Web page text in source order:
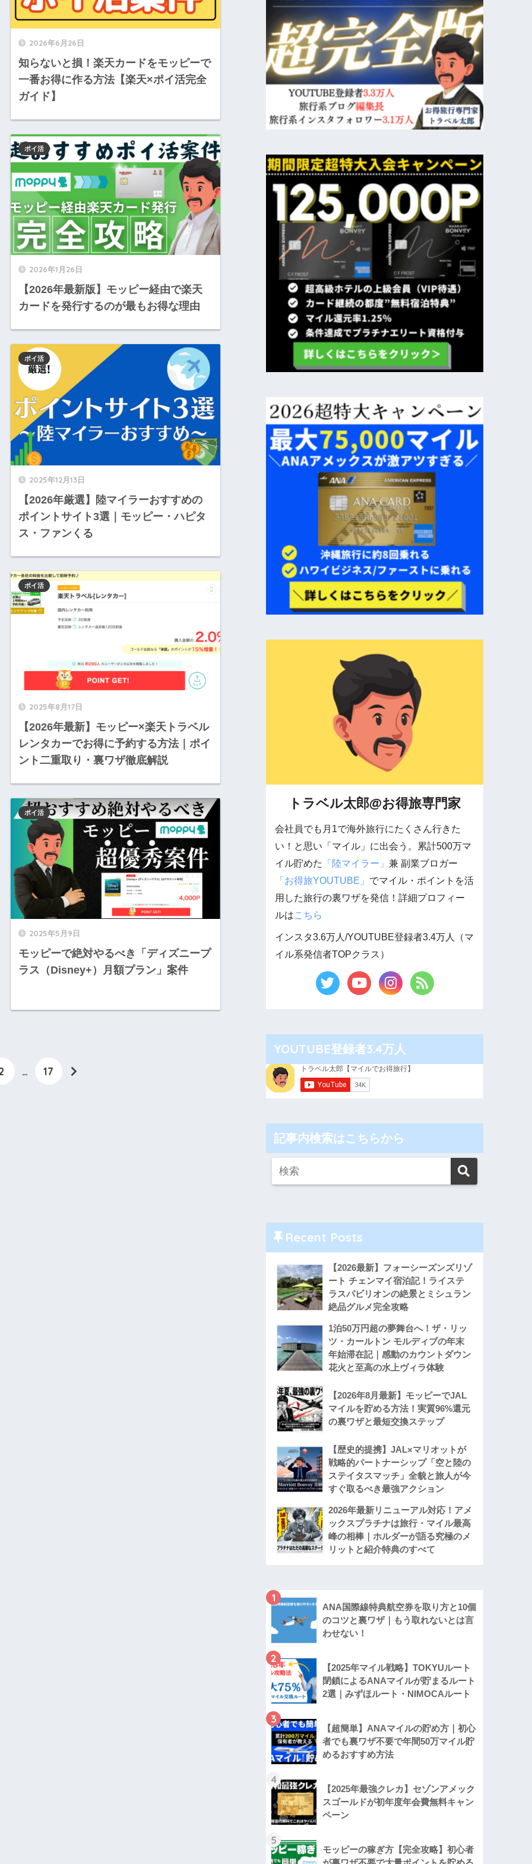
2026年6月26日
知らないと損！楽天カードをモッピーで
一番お得に作る方法【楽天×ポイ活完全
ガイド】
2026年1月26日
【2026年最新版】モッピー経由で楽天
カードを発行するのが最もお得な理由
ポイ活
2025年12月13日
【2026年厳選】陸マイラーおすすめの
ポイントサイト3選｜モッピー・ハピタ
ス・ファンくる
ポイ活
2025年8月17日
【2026年最新】モッピー×楽天トラベル
レンタカーでお得に予約する方法｜ポイ
ント二重取り・裏ワザ徹底解説
ポイ活
2025年5月9日
モッピーで絶対やるべき「ディズニープ
ラス（Disney+）月額プラン」案件
ポイ活
… 17
トラベル太郎@お得旅専門家
会社員でも月1で海外旅行にたくさん行きた
い！と思い「マイル」に出会う。累計500万マ
イル貯めた
「陸マイラー」兼 副業ブロガー
「お得旅YOUTUBE」 でマイル・ポイントを活
用した旅行の裏ワザを発信！詳細プロフィー
ルはこちら
インスタ3.6万人/YOUTUBE登録者3.4万人（マ
イル系発信者TOPクラス）
YOUTUBE登録者3.4万人
記事内検索はこちらから
Recent Posts
【2026最新】フォーシーズンズリゾ
ート チェンマイ宿泊記！ライステ
ラスパビリオンの絶景とミシュラン
絶品グルメ完全攻略
1泊50万円超の夢舞台へ！ザ・リッ
ツ・カールトン モルディブの年末
年始滞在記｜感動のカウントダウン
花火と至高の水上ヴィラ体験
【2026年8月最新】モッピーでJAL
マイルを貯める方法！実質96%還元
の裏ワザと最短交換ステップ
【歴史的提携】JAL×マリオットが
戦略的パートナーシップ「空と陸の
ステイタスマッチ」全貌と旅人が今
すぐ取るべき最強アクション
2026年最新リニューアル対応！アメ
ックスプラチナは旅行・マイル最高
峰の相棒｜ホルダーが語る究極のメ
リットと紹介特典のすべて
1
ANA国際線特典航空券を取り方と10個
のコツと裏ワザ｜もう取れないとは言
わせない！
2
【2025年マイル戦略】TOKYUルート
閉鎖によるANAマイルが貯まるルート
2選｜みずほルート・NIMOCAルート
3
【超簡単】ANAマイルの貯め方｜初心
者でも裏ワザ不要で年間50万マイル貯
めるおすすめ方法
4
【2025年最強クレカ】セゾンアメック
スゴールドが初年度年会費無料キャン
ペーン
5
モッピーの稼ぎ方【完全攻略】初心者